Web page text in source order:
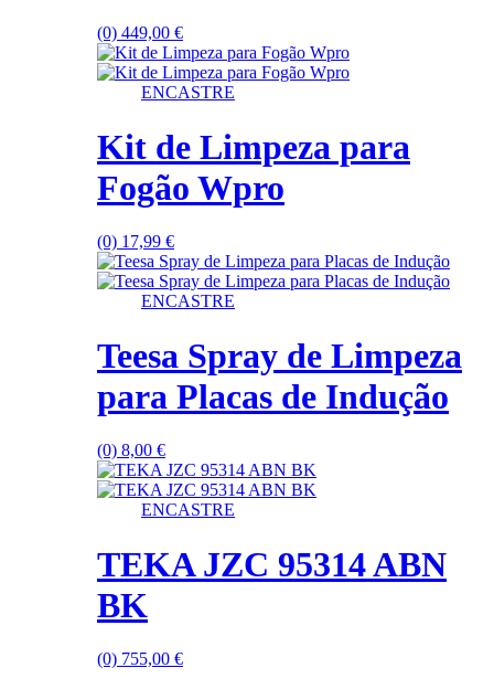
(0) 449,00 €
ENCASTRE
Kit de Limpeza para
Fogão Wpro
(0) 17,99 €
ENCASTRE
Teesa Spray de Limpeza
para Placas de Indução
(0) 8,00 €
ENCASTRE
TEKA JZC 95314 ABN
BK
(0) 755,00 €